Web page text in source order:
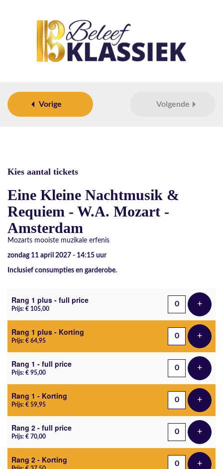
Vorige Volgende
Kies aantal tickets
Eine Kleine Nachtmusik &
Requiem - W.A. Mozart -
Amsterdam
Mozarts mooiste muzikale erfenis
zondag 11 april 2027 - 14:15 uur
Inclusief consumpties en garderobe.
Rang 1 plus - full price
Prijs: € 105,00 +Voeg
Rang 1 plus - Korting
Prijs: € 64,95 +Voeg
Rang 1 - full price
Prijs: € 95,00 +Voeg
Rang 1 - Korting
Prijs: € 59,95 +Voeg
Rang 2 - full price
Prijs: € 70,00 +Voeg
Rang 2 - Korting +